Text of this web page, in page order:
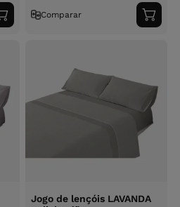
Adicionar
ao
Comparar
ao
Jogo de lençóis LAVANDA